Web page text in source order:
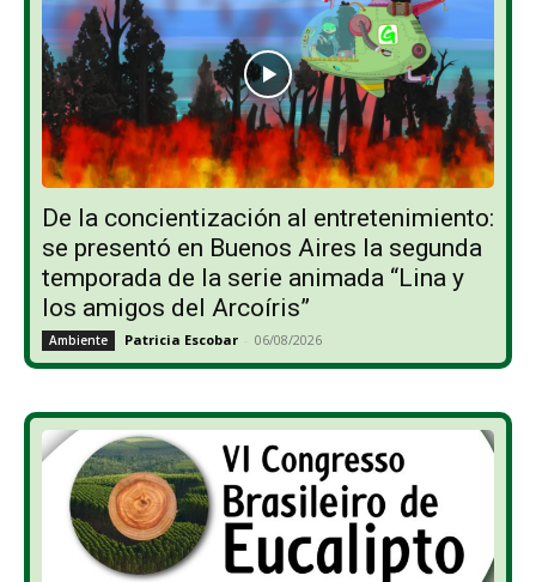
De la concientización al entretenimiento:
se presentó en Buenos Aires la segunda
temporada de la serie animada “Lina y
los amigos del Arcoíris”
Ambiente Patricia Escobar - 06/08/2026